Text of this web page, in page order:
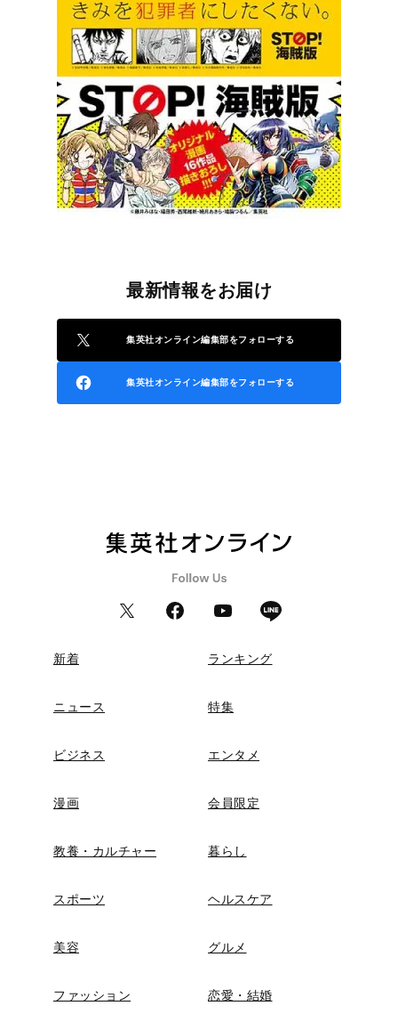
最新情報をお届け
集英社オンライン編集部をフォローする
集英社オンライン編集部をフォローする
新着 ランキング
ニュース 特集
ビジネス エンタメ
漫画 会員限定
教養・カルチャー 暮らし
スポーツ ヘルスケア
美容 グルメ
ファッション 恋愛・結婚